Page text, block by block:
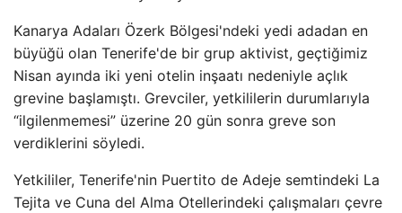
Kanarya Adaları Özerk Bölgesi'ndeki yedi adadan en
büyüğü olan Tenerife'de bir grup aktivist, geçtiğimiz
Nisan ayında iki yeni otelin inşaatı nedeniyle açlık
grevine başlamıştı. Grevciler, yetkililerin durumlarıyla
“ilgilenmemesi” üzerine 20 gün sonra greve son
verdiklerini söyledi.
Yetkililer, Tenerife'nin Puertito de Adeje semtindeki La
Tejita ve Cuna del Alma Otellerindeki çalışmaları çevre